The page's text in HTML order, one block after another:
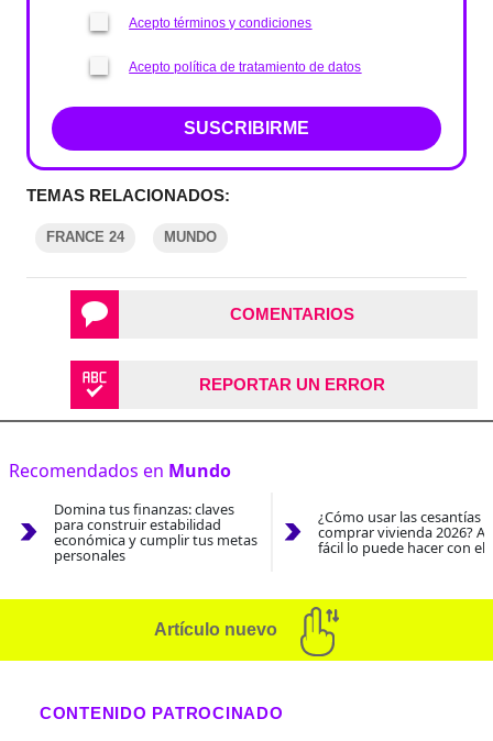
Acepto términos y condiciones
Acepto política de tratamiento de datos
SUSCRIBIRME
TEMAS RELACIONADOS:
FRANCE 24 MUNDO
COMENTARIOS
REPORTAR UN ERROR
Recomendados en Mundo
Domina tus finanzas: claves
para construir estabilidad
económica y cumplir tus metas
personales
¿Cómo usar las cesantías
comprar vivienda 2026?
fácil lo puede hacer con el
Artículo nuevo
CONTENIDO PATROCINADO